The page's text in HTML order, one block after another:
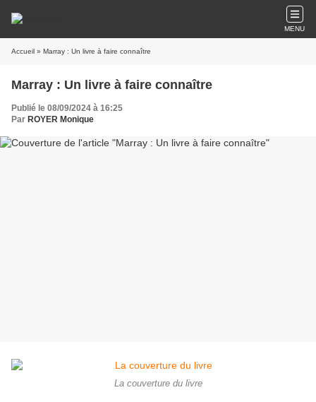
MENU
Accueil » Marray : Un livre à faire connaître
Marray : Un livre à faire connaître
Publié le 08/09/2024 à 16:25
Par ROYER Monique
La couverture du livre